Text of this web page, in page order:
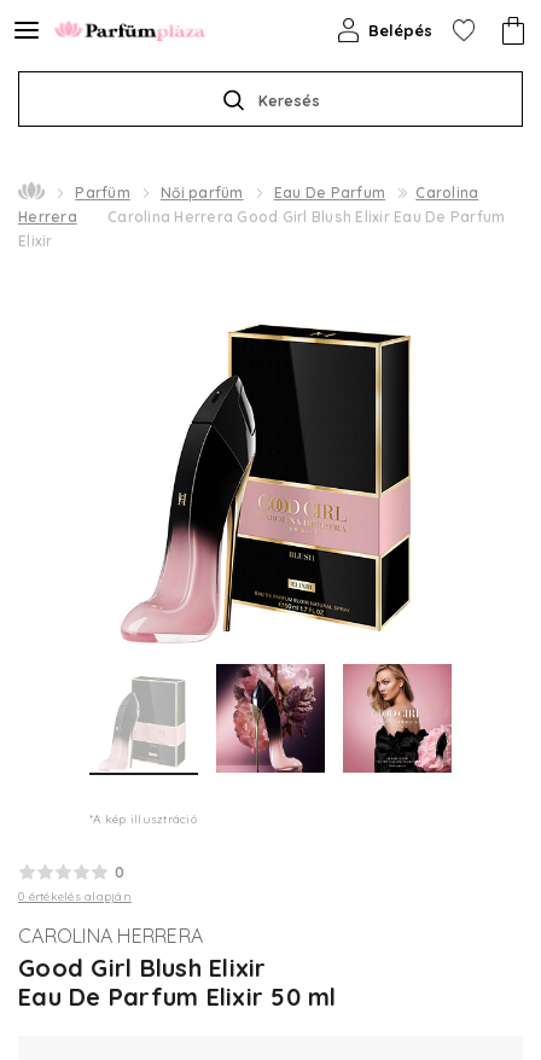
Keresés
Belépés
Parfüm Női parfüm Eau De Parfum
Carolina
Herrera
Carolina Herrera Good Girl Blush Elixir Eau De Parfum
Elixir
*A kép illusztráció
0
0 értékelés alapján
CAROLINA HERRERA
Good Girl Blush Elixir
Eau De Parfum Elixir 50 ml